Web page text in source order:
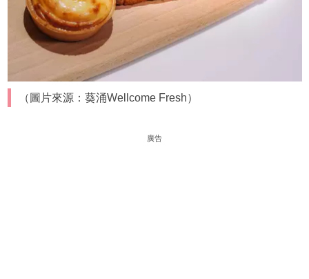
（圖片來源：葵涌Wellcome Fresh）
廣告